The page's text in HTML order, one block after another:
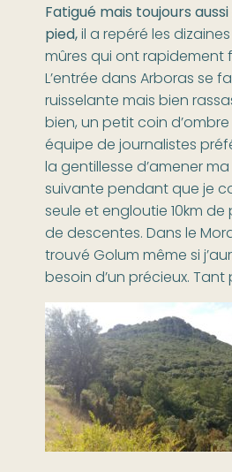
Fatigué mais toujours
pied,il a repéré les
mûres qui ont rapidement
L’entrée dans Arboras se
ruisselante mais bien
bien, un petit coin
équipe de journalistes
la gentillesse d’amener
suivante pendant que je
seule et engloutie 10km de
de descentes. Dans le
trouvé Golum même si
besoin d’un précieux.